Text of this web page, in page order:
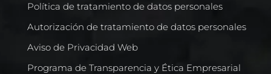
Política de tratamiento de datos personales
Autorización de tratamiento de datos personales
Aviso de Privacidad Web
Programa de Transparencia y Ética Empresarial